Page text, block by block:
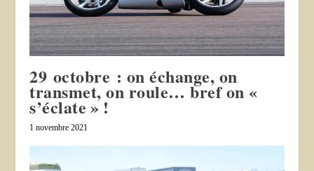
29 octobre : on échange, on
transmet, on roule… bref on «
s’éclate » !
1 novembre 2021